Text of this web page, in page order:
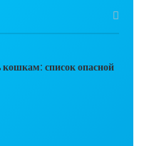
список опасной